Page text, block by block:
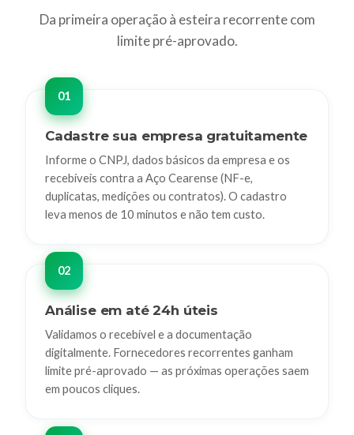
Da primeira operação à esteira recorrente com
limite pré-aprovado.
Cadastre sua empresa gratuitamente
Informe o CNPJ, dados básicos da empresa e os
recebíveis contra a Aço Cearense (NF-e,
duplicatas, medições ou contratos). O cadastro
leva menos de 10 minutos e não tem custo.
Análise em até 24h úteis
Validamos o recebível e a documentação
digitalmente. Fornecedores recorrentes ganham
limite pré-aprovado — as próximas operações saem
em poucos cliques.